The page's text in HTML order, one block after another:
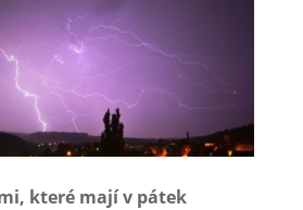
které mají v pátek